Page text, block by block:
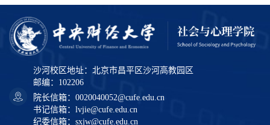
沙河校区地址：北京市昌平区沙河高教园区
邮编：102206
院长信箱：0020040052@cufe.edu.cn
书记信箱：lvjie@cufe.edu.cn
纪委信箱：sxjw@cufe.edu.cn